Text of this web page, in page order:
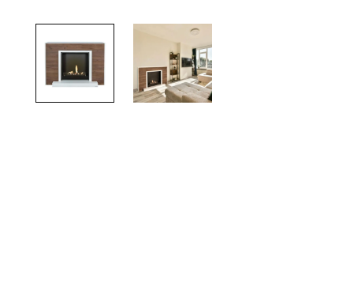
FAQ
Tulisija
TOTO
Kylpyhuonekalusteet